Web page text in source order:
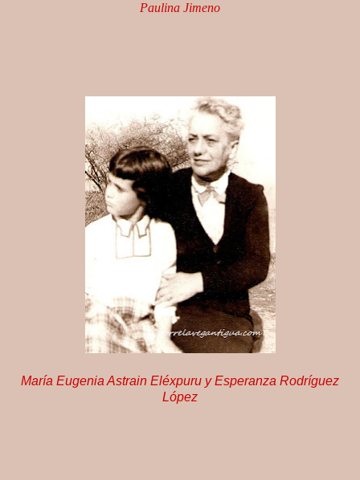
Paulina Jimeno
María Eugenia Astrain Eléxpuru y Esperanza Rodríguez
López